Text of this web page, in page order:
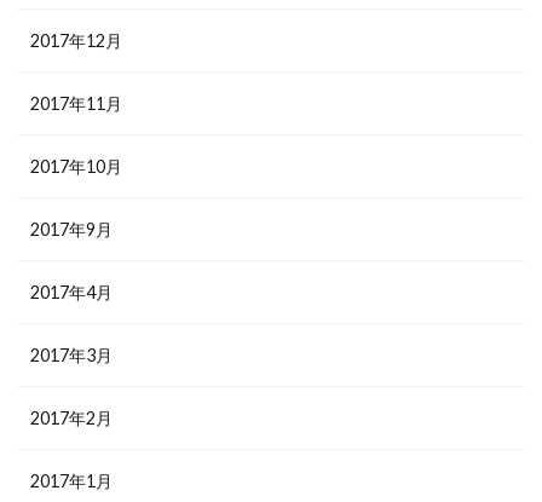
2017年12月
2017年11月
2017年10月
2017年9月
2017年4月
2017年3月
2017年2月
2017年1月